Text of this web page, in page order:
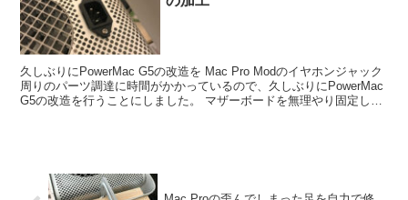
久しぶりにPowerMac G5の改造を Mac Pro Modのイヤホンジャック
周りのパーツ調達に時間がかかっているので、久しぶりにPowerMac
G5の改造を行うことにしました。 マザーボードを無理やり固定した